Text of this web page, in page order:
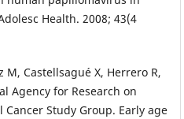
Health. 2008; 43(4
M, Castellsagué X, Herrero R,
Agency for Research on
Study Group. Early age